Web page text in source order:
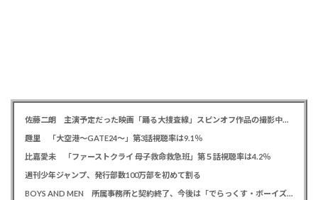
佐藤二朗 主演予定だった映画「踊る大捜査線」スピンオフ作品の撮影中止が正式に決定か
趣里 「大空港～GATE24～」第3話視聴率は9.1％
比嘉愛未 「ファーストクライ 母子救命救急班」第５話視聴率は4.2％
週刊少年ジャンプ、発行部数100万部を初めて割る
BOYS AND MEN 所属事務所と契約終了、今後は「でらっくす・ボーイズ」として活動